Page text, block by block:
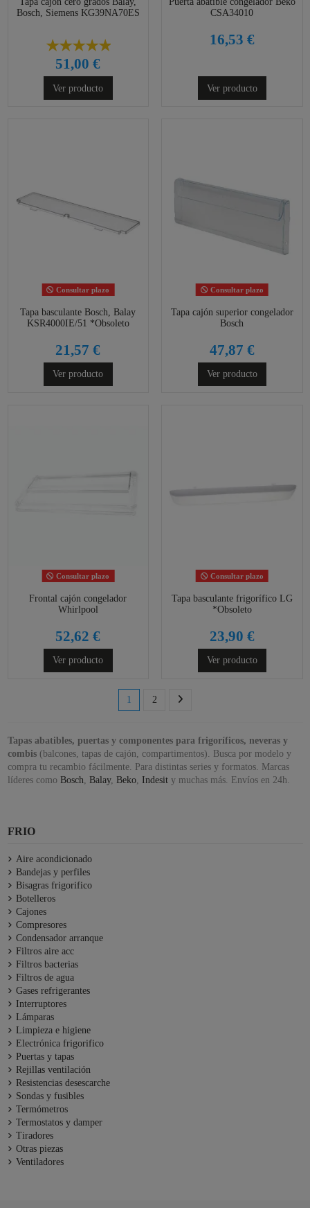
Bosch, Siemens KG39NA70ES
51,00 €
Ver producto
CSA34010
16,53 €
Ver producto
Consultar plazo
Tapa basculante Bosch, Balay
KSR4000IE/51 *Obsoleto
21,57 €
Ver producto
Consultar plazo
Tapa cajón superior congelador
Bosch
47,87 €
Ver producto
Consultar plazo
Frontal cajón congelador
Whirlpool
52,62 €
Ver producto
Consultar plazo
Tapa basculante frigorífico LG
*Obsoleto
23,90 €
Ver producto
1 2
Tapas abatibles, puertas y componentes para frigoríficos, neveras y
combis(balcones, tapas de cajón, compartimentos). Busca por modelo y
compra tu recambio fácilmente. Para distintas series y formatos. Marcas
líderes como Bosch Balay, Beko, Indesity muchas más. Envíos en 24h.
FRIO
Aire acondicionado
Bandejas y perfiles
Bisagras frigorifico
Botelleros
Cajones
Compresores
Condensador arranque
Filtros aire acc
Filtros bacterias
Filtros de agua
Gases refrigerantes
Interruptores
Lámparas
Limpieza e higiene
Electrónica frigorifico
Puertas y tapas
Rejillas ventilación
Resistencias desescarche
Sondas y fusibles
Termómetros
Termostatos y damper
Tiradores
Otras piezas
Ventiladores